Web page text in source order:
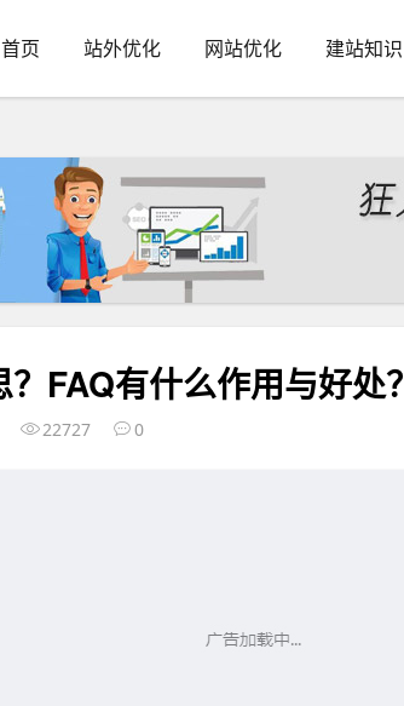
首页 站外优化 网站优化 建站知识
FAQ有什么作用与好处？
22727 0